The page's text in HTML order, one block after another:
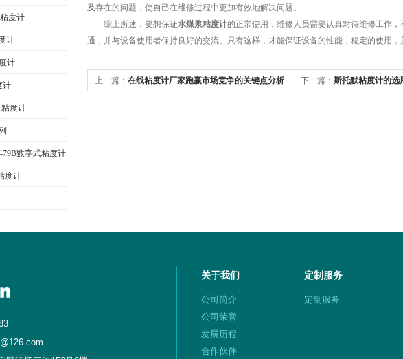
度计
计
计
计
度计
数字式粘度计
度计
及存在的问题，使自己在维修过程中更加有效地解决问题。
综上所述，要想保证水煤浆粘度计的正常使用，维修人员需要认真对待维修工作
通，并与设备使用者保持良好的交流。只有这样，才能保证设备的性能，稳定的使用，
上一篇： 在线粘度计厂家跑赢市场竞争的关键点分析 下一篇： 斯托默粘度计的选
关于我们
公司简介
公司荣誉
发展历程
合作伙伴
定制服务
定制服务